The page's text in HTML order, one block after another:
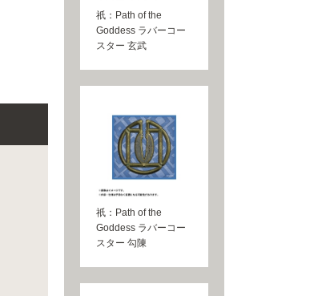
祇：Path of the
Goddess ラバーコー
スター 玄武
祇：Path of the
Goddess ラバーコー
スター 勾陳